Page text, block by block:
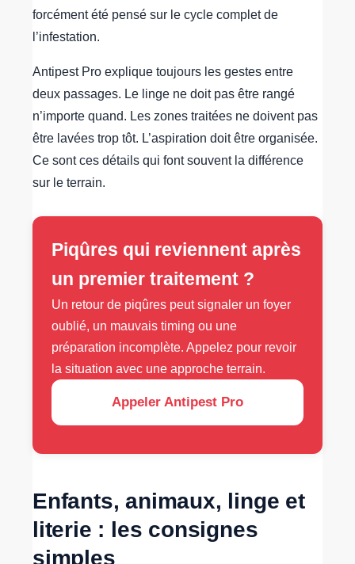
forcément été pensé sur le cycle complet de
l’infestation.
Antipest Pro explique toujours les gestes entre
deux passages. Le linge ne doit pas être rangé
n’importe quand. Les zones traitées ne doivent pas
être lavées trop tôt. L’aspiration doit être organisée.
Ce sont ces détails qui font souvent la différence
sur le terrain.
Piqûres qui reviennent après
un premier traitement ?
Un retour de piqûres peut signaler un foyer
oublié, un mauvais timing ou une
préparation incomplète. Appelez pour revoir
la situation avec une approche terrain.
Appeler Antipest Pro
Enfants, animaux, linge et
literie : les consignes
simples